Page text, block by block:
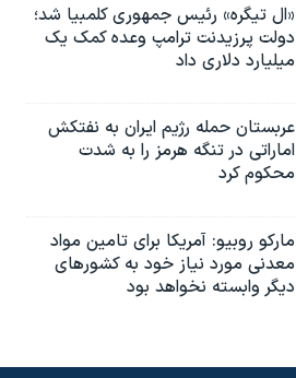
«ال تیگره» رئیس جمهوری کلمبیا شد؛
دولت پرزیدنت ترامپ وعده کمک یک
میلیارد دلاری داد
عربستان حمله رژیم ایران به نفتکش
اماراتی در تنگه هرمز را به‌ شدت
محکوم کرد
مارکو روبیو: آمریکا برای تامین مواد
معدنی مورد نیاز خود به کشورهای
دیگر وابسته نخواهد بود